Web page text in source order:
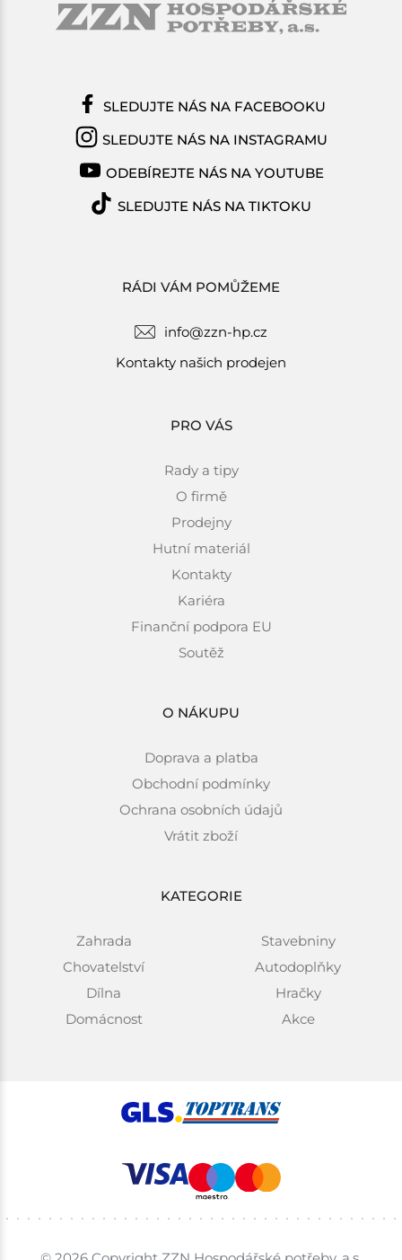
RÁDI VÁM POMŮŽEME
info@zzn-hp.cz
Kontakty našich prodejen
PRO VÁS
Rady a tipy
O firmě
Prodejny
Hutní materiál
Kontakty
Kariéra
Finanční podpora EU
Soutěž
O NÁKUPU
Doprava a platba
Obchodní podmínky
Ochrana osobních údajů
Vrátit zboží
KATEGORIE
Zahrada
Chovatelství
Dílna
Domácnost
Stavebniny
Autodoplňky
Hračky
Akce
SLEDUJTE NÁS NA FACEBOOKU
SLEDUJTE NÁS NA INSTAGRAMU
ODEBÍREJTE NÁS NA YOUTUBE
SLEDUJTE NÁS NA TIKTOKU